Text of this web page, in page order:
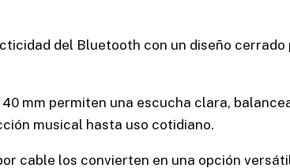
del Bluetooth con un diseño cerrado
mm permiten una escucha clara,
musical hasta uso cotidiano.
cable los convierten en una opción